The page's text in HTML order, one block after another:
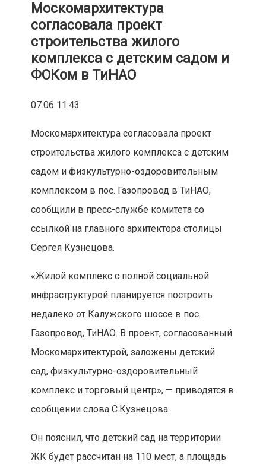
Москомархитектура
согласовала проект
строительства жилого
комплекса с детским садом и
ФОКом в ТиНАО
07.06 11:43
Москомархитектура согласовала проект
строительства жилого комплекса с детским
садом и физкультурно-оздоровительным
комплексом в пос. Газопровод в ТиНАО,
сообщили в пресс-службе комитета со
ссылкой на главного архитектора столицы
Сергея Кузнецова.
«Жилой комплекс с полной социальной
инфраструктурой планируется построить
недалеко от Калужского шоссе в пос.
Газопровод, ТиНАО. В проект, согласованный
Москомархитектурой, заложены детский
сад, физкультурно-оздоровительный
комплекс и торговый центр», — приводятся в
сообщении слова С.Кузнецова.
Он пояснил, что детский сад на территории
ЖК будет рассчитан на 110 мест, а площадь